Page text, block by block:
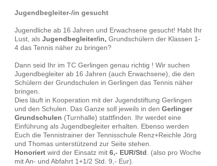
Jugendbegleiter-/in gesucht
Jugendliche ab 16 Jahren und Erwachsene gesucht! Habt Ihr
Lust, als Jugendbegleiter/in, Grundschülern der Klassen 1-
4 das Tennis näher zu bringen?
Dann seid Ihr im TC Gerlingen genau richtig ! Wir suchen
Jugendbegleiter ab 16 Jahren (auch Erwachsene), die den
Schülern der Grundschulen in Gerlingen das Tennis näher
bringen.
Dies läuft in Kooperation mit der Jugendstiftung Gerlingen
und den Schulen. Das Ganze soll jeweils in den Gerlinger
Grundschulen (Turnhalle) stattfinden. Ihr werdet eine
Einführung als Jugendbegleiter erhalten. Ebenso werden
Euch die Tennistrainer der Tennisschule Renz+Reichle Jörg
und Thomas unterstützend zur Seite stehen.
Honoriert wird der Einsatz mit 6,- EUR/Std . (also pro Woche
mit An- und Abfahrt 1+1/2 Std. 9,- Eur).